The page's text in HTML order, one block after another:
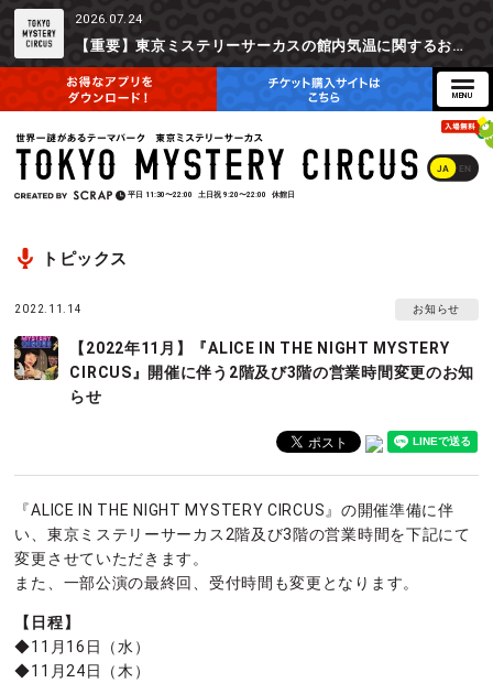
2026.07.24
【重要】東京ミステリーサーカスの館内気温に関するお詫びとご参加辞退時の返金対応について
JA EN
平日 11:30〜22:00 土日祝 9:20〜22:00 休館日
トピックス
2022.11.14 お知らせ
【2022年11月】『ALICE IN THE NIGHT MYSTERY
CIRCUS』開催に伴う2階及び3階の営業時間変更のお知
らせ
『ALICE IN THE NIGHT MYSTERY CIRCUS』の開催準備に伴
い、東京ミステリーサーカス2階及び3階の営業時間を下記にて
変更させていただきます。
また、一部公演の最終回、受付時間も変更となります。
【日程】
◆11月16日（水）
◆11月24日（木）